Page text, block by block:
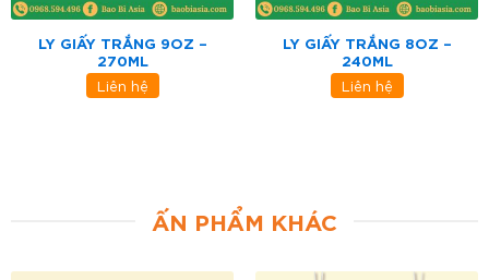
LY GIẤY TRẮNG 9OZ –
270ML
Liên hệ
LY GIẤY TRẮNG 8OZ –
240ML
Liên hệ
ẤN PHẨM KHÁC